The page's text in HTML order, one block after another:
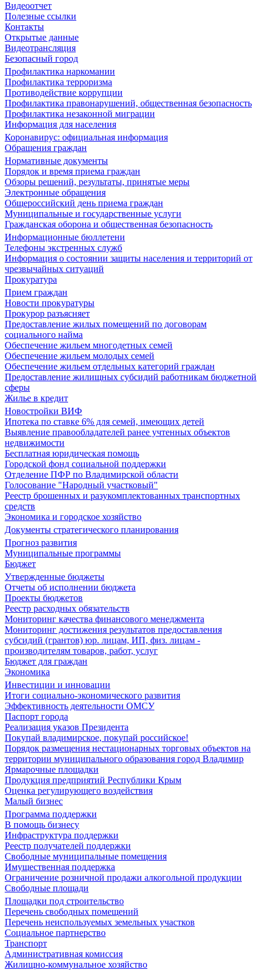
Видеоотчет
Полезные ссылки
Контакты
Открытые данные
Видеотрансляция
Безопасный город
Профилактика наркомании
Профилактика терроризма
Противодействие коррупции
Профилактика правонарушений, общественная безопасность
Профилактика незаконной миграции
Информация для населения
Коронавирус: официальная информация
Обращения граждан
Нормативные документы
Порядок и время приема граждан
Обзоры решений, результаты, принятые меры
Электронные обращения
Общероссийский день приема граждан
Муниципальные и государственные услуги
Гражданская оборона и общественная безопасность
Информационные бюллетени
Телефоны экстренных служб
Информация о состоянии защиты населения и территорий от
чрезвычайных ситуаций
Прокуратура
Прием граждан
Новости прокуратуры
Прокурор разъясняет
Предоставление жилых помещений по договорам
социального найма
Обеспечение жильем многодетных семей
Обеспечение жильем молодых семей
Обеспечение жильем отдельных категорий граждан
Предоставление жилищных субсидий работникам бюджетной
сферы
Жилье в кредит
Новостройки ВИФ
Ипотека по ставке 6% для семей, имеющих детей
Выявление правообладателей ранее учтенных объектов
недвижимости
Бесплатная юридическая помощь
Городской фонд социальной поддержки
Отделение ПФР по Владимирской области
Голосование "Народный участковый"
Реестр брошенных и разукомплектованных транспортных
средств
Экономика и городское хозяйство
Документы стратегического планирования
Прогноз развития
Муниципальные программы
Бюджет
Утвержденные бюджеты
Отчеты об исполнении бюджета
Проекты бюджетов
Реестр расходных обязательств
Мониторинг качества финансового менеджмента
Мониторинг достижения результатов предоставления
субсидий (грантов) юр. лицам, ИП, физ. лицам -
производителям товаров, работ, услуг
Бюджет для граждан
Экономика
Инвестиции и инновации
Итоги социально-экономического развития
Эффективность деятельности ОМСУ
Паспорт города
Реализация указов Президента
Покупай владимирское, покупай российское!
Порядок размещения нестационарных торговых объектов на
территории муниципального образования город Владимир
Ярмарочные площадки
Продукция предприятий Республики Крым
Оценка регулирующего воздействия
Малый бизнес
Программа поддержки
В помощь бизнесу
Инфраструктура поддержки
Реестр получателей поддержки
Свободные муниципальные помещения
Имущественная поддержка
Ограничение розничной продажи алкогольной продукции
Свободные площади
Площадки под строительство
Перечень свободных помещений
Перечень неиспользуемых земельных участков
Социальное партнерство
Транспорт
Административная комиссия
Жилищно-коммунальное хозяйство